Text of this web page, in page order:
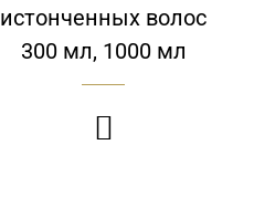
истонченных волос
300 мл, 1000 мл
